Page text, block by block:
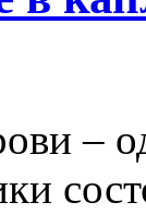
–